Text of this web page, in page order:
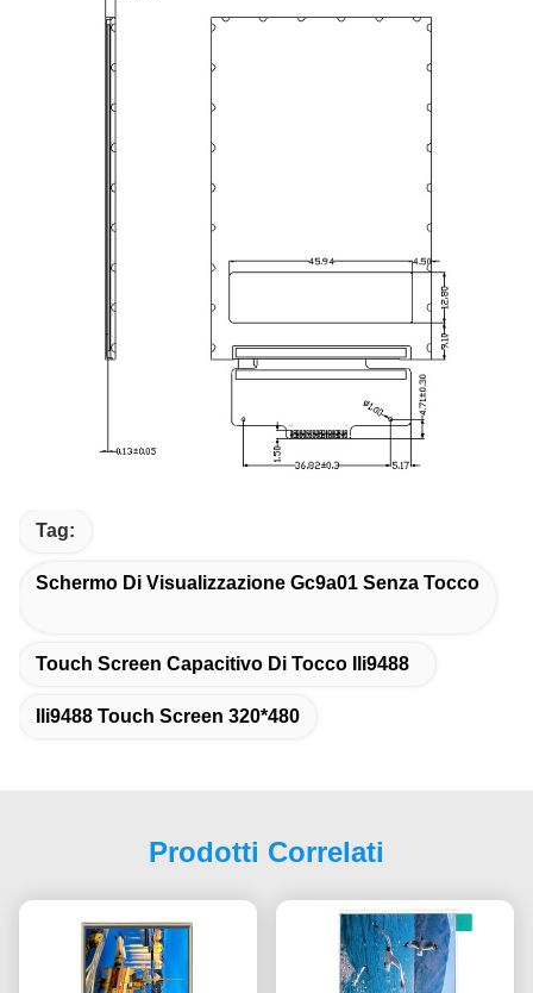
Tag:
Schermo Di Visualizzazione Gc9a01 Senza Tocco
Touch Screen Capacitivo Di Tocco Ili9488
Ili9488 Touch Screen 320*480
Prodotti Correlati